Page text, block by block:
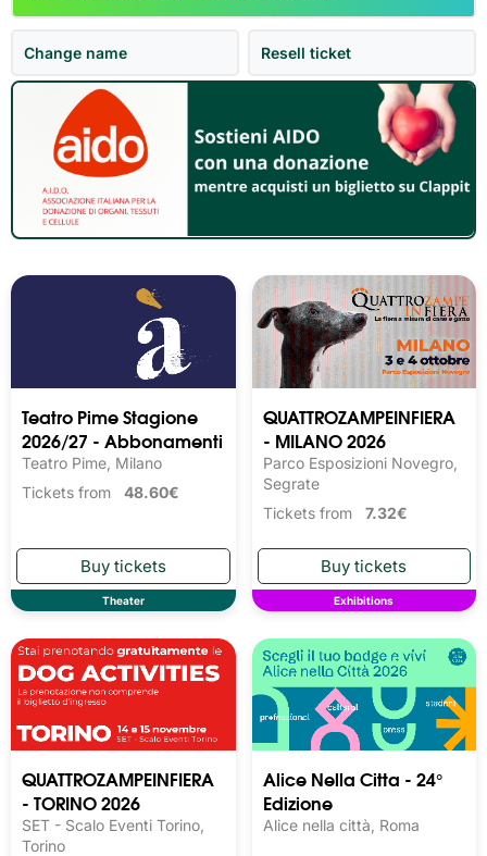
Teatro Pime Stagione
2026/27 - Abbonamenti
Teatro Pime, Milano
Tickets from 48.60€
Theater
QUATTROZAMPEINFIERA
- MILANO 2026
Parco Esposizioni Novegro,
Segrate
Tickets from 7.32€
Exhibitions
QUATTROZAMPEINFIERA
- TORINO 2026
SET - Scalo Eventi Torino,
Torino
Alice Nella Citta - 24°
Edizione
Alice nella città, Roma
Change name Resell ticket